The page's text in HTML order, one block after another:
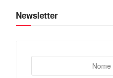
Newsletter